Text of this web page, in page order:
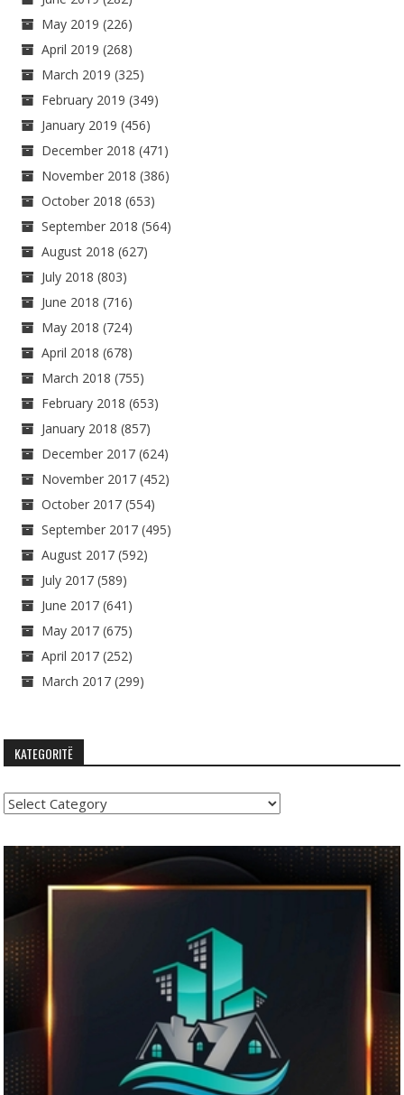
May 2019 (226)
April 2019 (268)
March 2019 (325)
February 2019 (349)
January 2019 (456)
December 2018 (471)
November 2018 (386)
October 2018 (653)
September 2018 (564)
August 2018 (627)
July 2018 (803)
June 2018 (716)
May 2018 (724)
April 2018 (678)
March 2018 (755)
February 2018 (653)
January 2018 (857)
December 2017 (624)
November 2017 (452)
October 2017 (554)
September 2017 (495)
August 2017 (592)
July 2017 (589)
June 2017 (641)
May 2017 (675)
April 2017 (252)
March 2017 (299)
KATEGORITË
Kategoritë